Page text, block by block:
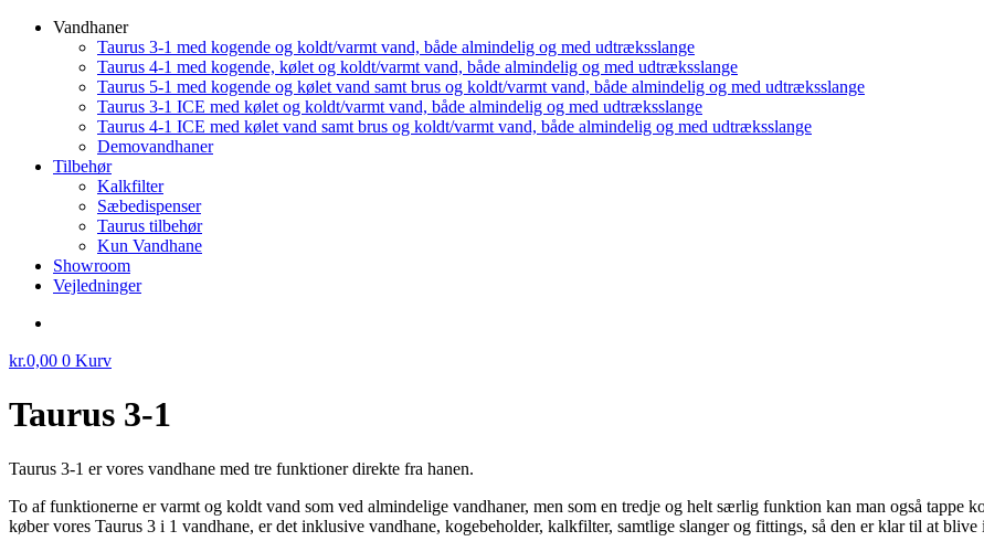
Vandhaner
Taurus 3-1 med kogende og koldt/varmt vand, både almindelig og med udtræksslange
Taurus 4-1 med kogende, kølet og koldt/varmt vand, både almindelig og med udtræksslange
Taurus 5-1 med kogende og kølet vand samt brus og koldt/varmt vand, både almindelig og med udtræksslange
Taurus 3-1 ICE med kølet og koldt/varmt vand, både almindelig og med udtræksslange
Taurus 4-1 ICE med kølet vand samt brus og koldt/varmt vand, både almindelig og med udtræksslange
Demovandhaner
Tilbehør
Kalkfilter
Sæbedispenser
Taurus tilbehør
Kun Vandhane
Showroom
Vejledninger
kr.0,00 0 Kurv
Taurus 3-1
Taurus 3-1 er vores vandhane med tre funktioner direkte fra hanen.
To af funktionerne er varmt og koldt vand som ved almindelige vandhaner, men som en tredje og helt særlig funktion kan man også tappe
køber vores Taurus 3 i 1 vandhane, er det inklusive vandhane, kogebeholder, kalkfilter, samtlige slanger og fittings, så den er klar til at blive